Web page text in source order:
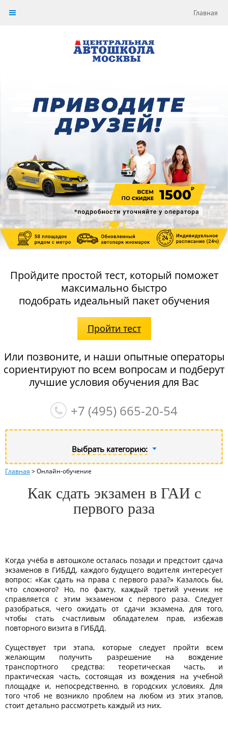
Главная
Пройдите простой тест, который поможет
максимально быстро
подобрать идеальный пакет обучения
Пройти тест
Или позвоните, и наши опытные операторы
сориентируют по всем вопросам и подберут
лучшие условия обучения для Вас
+7 (495) 665-20-54
Выбрать категорию:
Главная >Онлайн-обучение
Как сдать экзамен в ГАИ с
первого раза
Когда учёба в автошколе осталась позади и предстоит сдача
экзаменов в ГИБДД, каждого будущего водителя интересует
вопрос: «Как сдать на права с первого раза?» Казалось бы,
что сложного? Но, по факту, каждый третий ученик не
справляется с этим экзаменом с первого раза. Следует
разобраться, чего ожидать от сдачи экзамена, для того,
чтобы стать счастливым обладателем прав, избежав
повторного визита в ГИБДД.
Существует три этапа, которые следует пройти всем
желающим получить разрешение на вождение
транспортного средства: теоретическая часть, и
практическая часть, состоящая из вождения на учебной
площадке и, непосредственно, в городских условиях. Для
того чтоб не возникло проблем на любом из этих этапов,
стоит детально рассмотреть каждый из них.